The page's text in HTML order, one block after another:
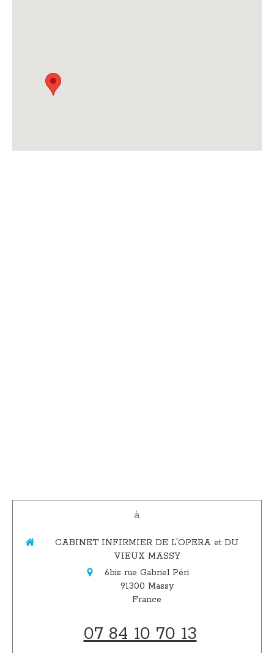
à
CABINET INFIRMIER DE L'OPERA et DU
VIEUX MASSY
6bis rue Gabriel Péri
91300 Massy
France
07 84 10 70 13